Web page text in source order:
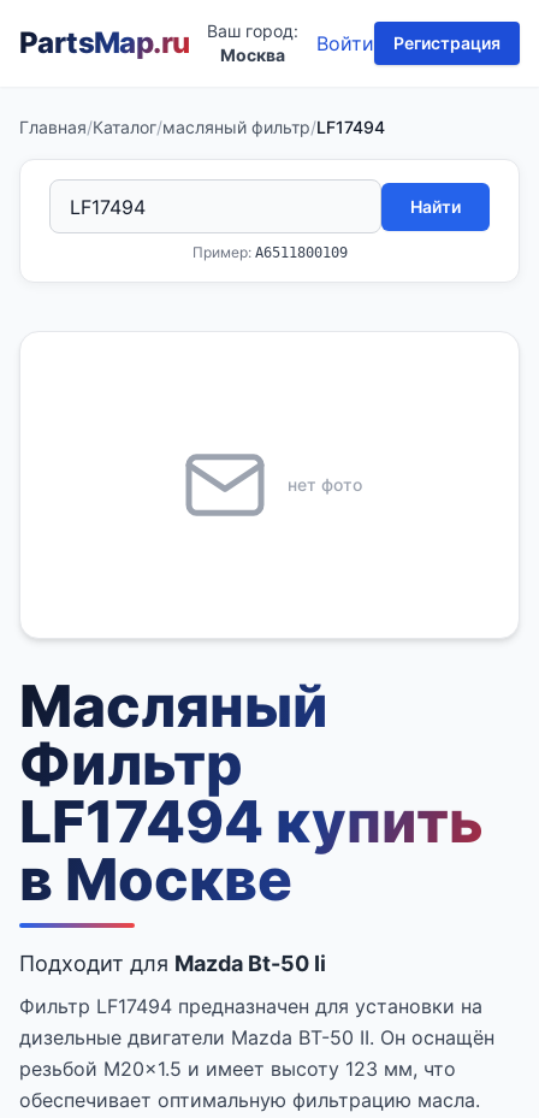
PartsMap.ru
Ваш город:
Москва
Войти Регистрация
Главная/Каталог/масляный фильтр/LF17494
Найти
Пример: A6511800109
нет фото
Масляный
Фильтр
LF17494 купить
в Москве
Подходит для Mazda Bt-50 Ii
Фильтр LF17494 предназначен для установки на
дизельные двигатели Mazda BT-50 II. Он оснащён
резьбой M20x1.5 и имеет высоту 123 мм, что
обеспечивает оптимальную фильтрацию масла.